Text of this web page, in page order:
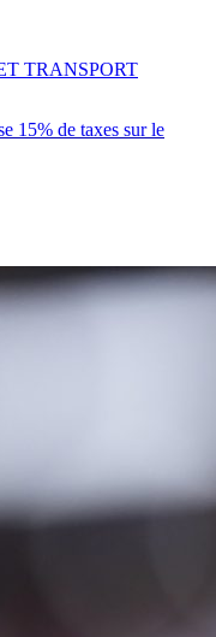
15% de taxes sur le
TRANSPORT